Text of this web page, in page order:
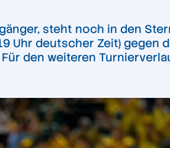
steht noch in den
Uhr deutscher Zeit) gegen
den weiteren